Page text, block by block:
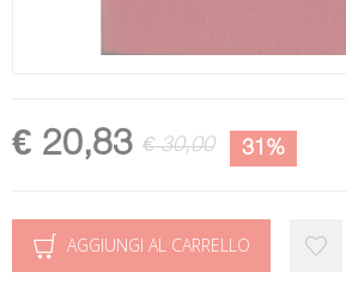
€ 20,83 € 30,00 31%
AGGIUNGI AL CARRELLO